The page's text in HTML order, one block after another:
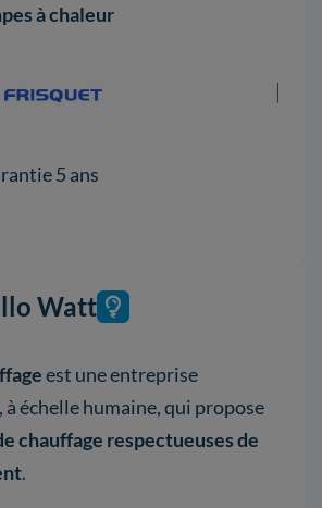
à chaleur
5 ans
Watt
est une entreprise
, à échelle humaine, qui propose
chauffage respectueuses de
.